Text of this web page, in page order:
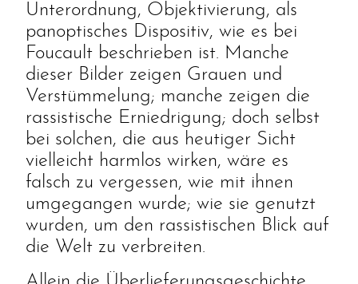
Unterordnung, Objektivierung, als
panoptisches Dispositiv, wie es bei
Foucault beschrieben ist. Manche
dieser Bilder zeigen Grauen und
Verstümmelung; manche zeigen die
rassistische Erniedrigung; doch selbst
bei solchen, die aus heutiger Sicht
vielleicht harmlos wirken, wäre es
falsch zu vergessen, wie mit ihnen
umgegangen wurde; wie sie genutzt
wurden, um den rassistischen Blick auf
die Welt zu verbreiten.